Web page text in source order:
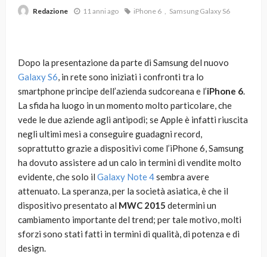
Redazione 11 anni ago iPhone 6 Samsung Galaxy S6
Dopo la presentazione da parte di Samsung del nuovo
Galaxy S6, in rete sono iniziati i confronti tra lo
smartphone principe dell’azienda sudcoreana e l’iPhone 6.
La sfida ha luogo in un momento molto particolare, che
vede le due aziende agli antipodi; se Apple è infatti riuscita
negli ultimi mesi a conseguire guadagni record,
soprattutto grazie a dispositivi come l’iPhone 6, Samsung
ha dovuto assistere ad un calo in termini di vendite molto
evidente, che solo il Galaxy Note 4sembra avere
attenuato. La speranza, per la società asiatica, è che il
dispositivo presentato al MWC 2015 determini un
cambiamento importante del trend; per tale motivo, molti
sforzi sono stati fatti in termini di qualità, di potenza e di
design.